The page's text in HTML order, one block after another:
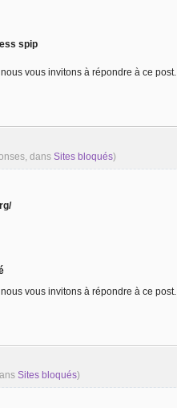
spip
vous invitons à répondre à ce post.
dans Sites bloqués)
vous invitons à répondre à ce post.
Sites bloqués)